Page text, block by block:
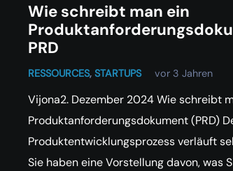
Wie schreibt man ein
PRD
RESSOURCES, STARTUPS vor 3 Jahren
Vijona2. Dezember 2024 Wie schreibt
Produktanforderungsdokument (PRD)
Produktentwicklungsprozess verläuft
Sie haben eine Vorstellung davon, was